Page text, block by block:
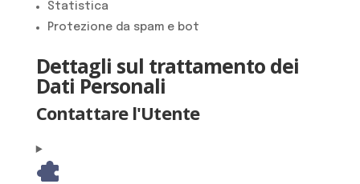
Statistica
Protezione da spam e bot
Dettagli sul trattamento dei
Dati Personali
Contattare l'Utente